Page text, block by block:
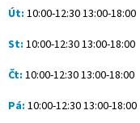
Út: 10:00-12:30 13:00-18:00
St: 10:00-12:30 13:00-18:00
Čt: 10:00-12:30 13:00-18:00
Pá: 10:00-12:30 13:00-18:00